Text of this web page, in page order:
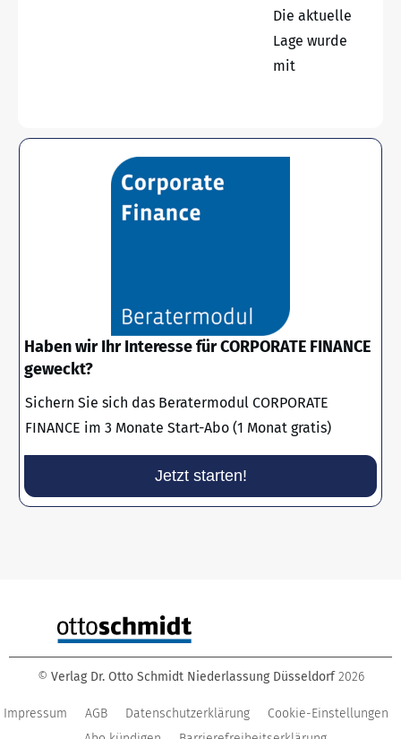
Die aktuelle
Lage wurde
mit
Haben wir Ihr Interesse für CORPORATE FINANCE
geweckt?
Sichern Sie sich das Beratermodul CORPORATE
FINANCE im 3 Monate Start-Abo (1 Monat gratis)
Jetzt starten!
© Verlag Dr. Otto Schmidt Niederlassung Düsseldorf 2026
Impressum AGB Datenschutzerklärung
Cookie-Einstellungen